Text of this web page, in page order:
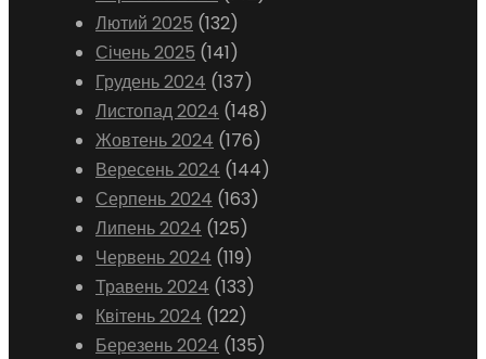
Лютий 2025 (132)
Січень 2025 (141)
Грудень 2024 (137)
Листопад 2024 (148)
Жовтень 2024 (176)
Вересень 2024 (144)
Серпень 2024 (163)
Липень 2024 (125)
Червень 2024 (119)
Травень 2024 (133)
Квітень 2024 (122)
Березень 2024 (135)